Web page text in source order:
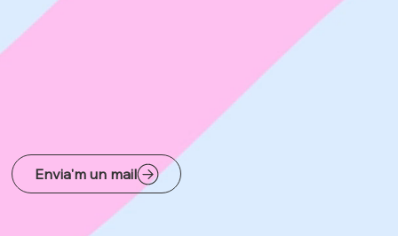
Envia'm un mail